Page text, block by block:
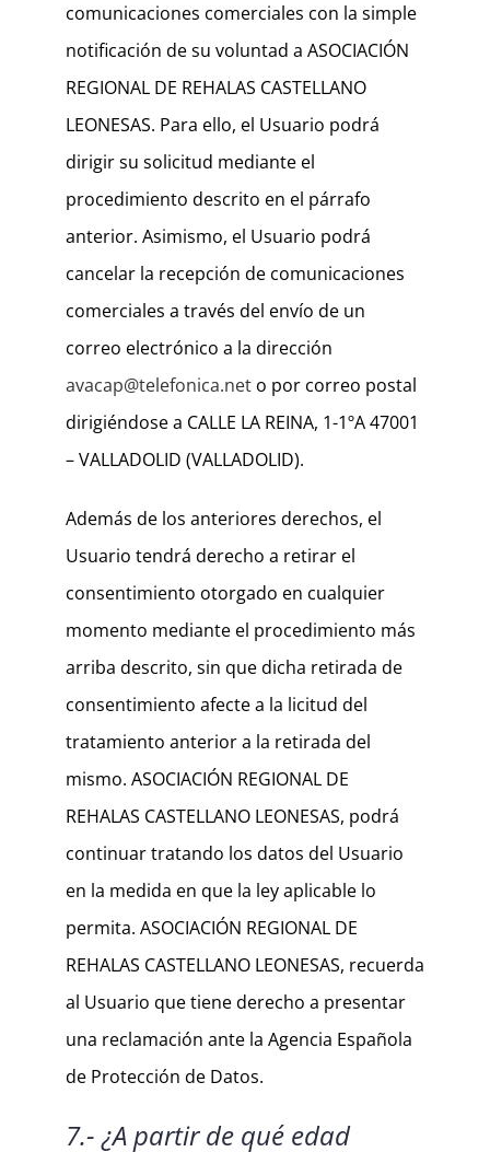
comunicaciones comerciales con la simple
notificación de su voluntad a ASOCIACIÓN
REGIONAL DE REHALAS CASTELLANO
LEONESAS. Para ello, el Usuario podrá
dirigir su solicitud mediante el
procedimiento descrito en el párrafo
anterior. Asimismo, el Usuario podrá
cancelar la recepción de comunicaciones
comerciales a través del envío de un
correo electrónico a la dirección
avacap@telefonica.net o por correo postal
dirigiéndose a CALLE LA REINA, 1-1ºA 47001
– VALLADOLID (VALLADOLID).
Además de los anteriores derechos, el
Usuario tendrá derecho a retirar el
consentimiento otorgado en cualquier
momento mediante el procedimiento más
arriba descrito, sin que dicha retirada de
consentimiento afecte a la licitud del
tratamiento anterior a la retirada del
mismo. ASOCIACIÓN REGIONAL DE
REHALAS CASTELLANO LEONESAS, podrá
continuar tratando los datos del Usuario
en la medida en que la ley aplicable lo
permita. ASOCIACIÓN REGIONAL DE
REHALAS CASTELLANO LEONESAS, recuerda
al Usuario que tiene derecho a presentar
una reclamación ante la Agencia Española
de Protección de Datos.
7.- ¿A partir de qué edad